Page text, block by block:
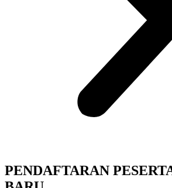
PENDAFTARAN